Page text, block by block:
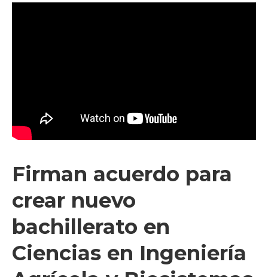
Firman acuerdo para
crear nuevo
bachillerato en
Ciencias en Ingeniería